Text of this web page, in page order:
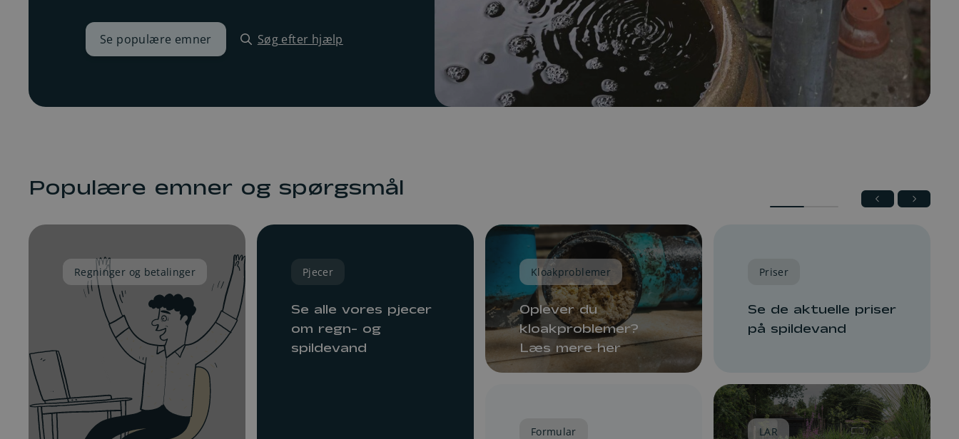
Fortrydelse af elaftale
Driftsstatus/ingen strøm
Om strømselskaberne
Se nuværende driftsforstyrrelser
Regninger
Se populære emner Søg efter hjælp
Populære emner og spørgsmål
Regninger og betalinger Pjecer
Se alle vores pjecer
om regn- og
spildevand
Kloakproblemer
Oplever du
kloakproblemer?
Læs mere her
Formular
Priser
Se de aktuelle priser
på spildevand
LAR